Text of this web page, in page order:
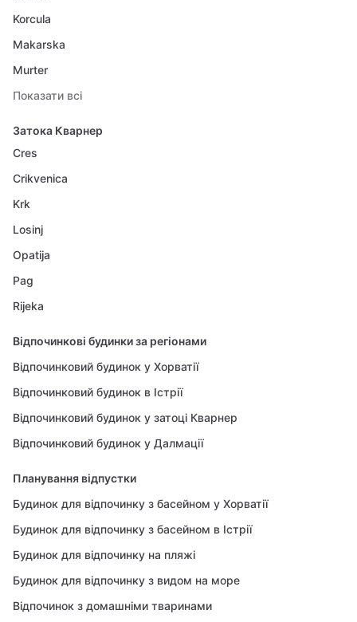
Korcula
Makarska
Murter
Показати всі
Затока Кварнер
Cres
Crikvenica
Krk
Losinj
Opatija
Pag
Rijeka
Відпочинкові будинки за регіонами
Відпочинковий будинок у Хорватії
Відпочинковий будинок в Істрії
Відпочинковий будинок у затоці Кварнер
Відпочинковий будинок у Далмації
Планування відпустки
Будинок для відпочинку з басейном у Хорватії
Будинок для відпочинку з басейном в Істрії
Будинок для відпочинку на пляжі
Будинок для відпочинку з видом на море
Відпочинок з домашніми тваринами